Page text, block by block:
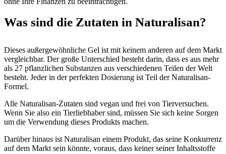
Was sind die Zutaten in Naturalisan?
Dieses außergewöhnliche Gel ist mit keinem anderen auf dem Markt
vergleichbar. Der große Unterschied besteht darin, dass es aus mehr
als 27 pflanzlichen Substanzen aus verschiedenen Teilen der Welt
besteht. Jeder in der perfekten Dosierung ist Teil der Naturalisan-
Formel.
Alle Naturalisan-Zutaten sind vegan und frei von Tierversuchen.
Wenn Sie also ein Tierliebhaber sind, müssen Sie sich keine Sorgen
um die Verwendung dieses Produkts machen.
Darüber hinaus ist Naturalisan einem Produkt, das seine Konkurrenz
auf dem Markt sein könnte, voraus, dass keiner seiner Inhaltsstoffe